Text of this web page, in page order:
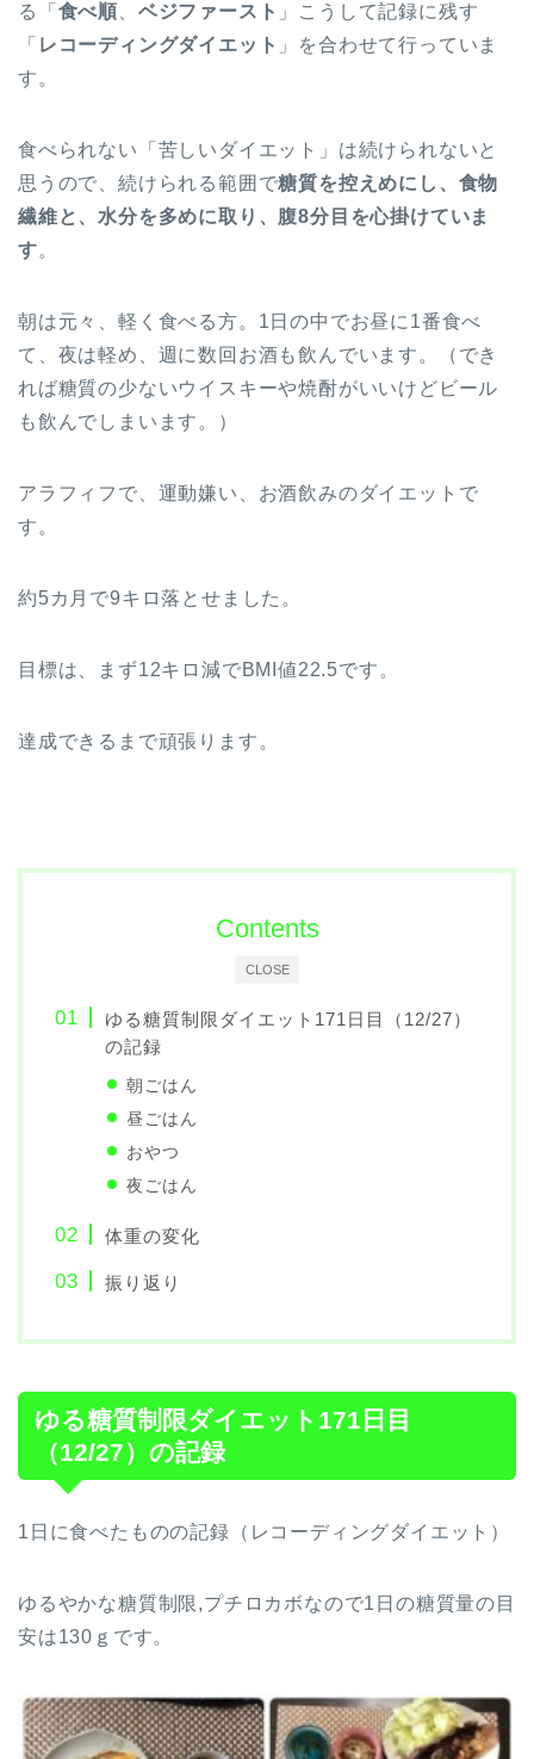
る「 食べ順 ベジファースト 」こうして記録に残す
「 レコーディングダイエット 」を合わせて行っていま
す。
食べられない「苦しいダイエット」は続けられないと
思うので、続けられる範囲で糖質を控えめにし、食物
繊維と、水分を多めに取り、腹8分目を心掛けていま
す。
朝は元々、軽く食べる方。1日の中でお昼に1番食べ
て、夜は軽め、週に数回お酒も飲んでいます。（でき
れば糖質の少ないウイスキーや焼酎がいいけどビール
も飲んでしまいます。）
アラフィフで、運動嫌い、お酒飲みのダイエットで
す。
約5カ月で9キロ落とせました。
目標は、まず12キロ減でBMI値22.5です。
達成できるまで頑張ります。
CLOSE
Contents
ゆる糖質制限ダイエット171日目（12/27）
の記録
朝ごはん
昼ごはん
おやつ
夜ごはん
体重の変化
振り返り
ゆる糖質制限ダイエット171日目
（12/27）の記録
1日に食べたものの記録（レコーディングダイエット）
ゆるやかな糖質制限,プチロカボなので1日の糖質量の目
安は130ｇです。